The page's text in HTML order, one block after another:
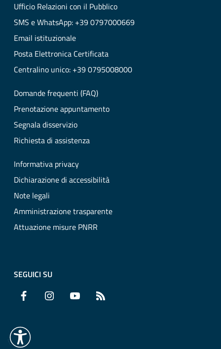
Ufficio Relazioni con il Pubblico
SMS e WhatsApp: +39 0797000669
Email istituzionale
Posta Elettronica Certificata
Centralino unico: +39 0795008000
Domande frequenti (FAQ)
Prenotazione appuntamento
Segnala disservizio
Richiesta di assistenza
Informativa privacy
Dichiarazione di accessibilità
Note legali
Amministrazione trasparente
Attuazione misure PNRR
SEGUICI SU
Facebook Instagram YouTube